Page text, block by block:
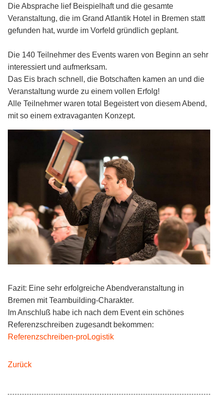
Die Absprache lief Beispielhaft und die gesamte
Veranstaltung, die im Grand Atlantik Hotel in Bremen statt
gefunden hat, wurde im Vorfeld gründlich geplant.
Die 140 Teilnehmer des Events waren von Beginn an sehr
interessiert und aufmerksam.
Das Eis brach schnell, die Botschaften kamen an und die
Veranstaltung wurde zu einem vollen Erfolg!
Alle Teilnehmer waren total Begeistert von diesem Abend,
mit so einem extravaganten Konzept.
Fazit: Eine sehr erfolgreiche Abendveranstaltung in
Bremen mit Teambuilding-Charakter.
Im Anschluß habe ich nach dem Event ein schönes
Referenzschreiben zugesandt bekommen:
Referenzschreiben-proLogistik
Zurück